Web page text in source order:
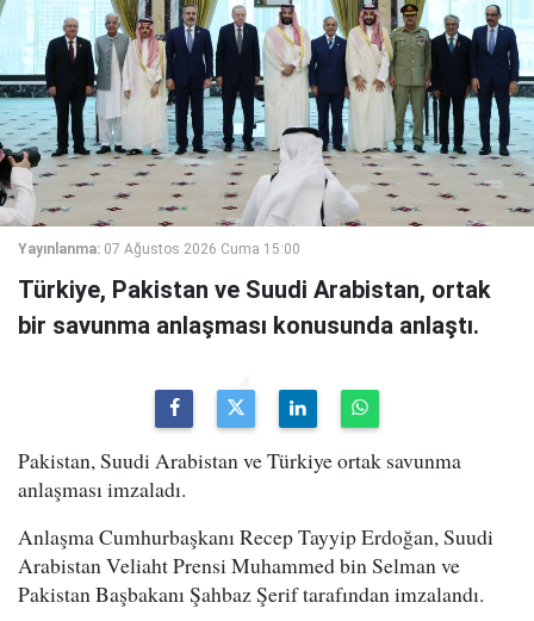
Yayınlanma: 07 Ağustos 2026 Cuma 15:00
Türkiye, Pakistan ve Suudi Arabistan, ortak
bir savunma anlaşması konusunda anlaştı.
Pakistan, Suudi Arabistan ve Türkiye ortak savunma
anlaşması imzaladı.
Anlaşma Cumhurbaşkanı Recep Tayyip Erdoğan, Suudi
Arabistan Veliaht Prensi Muhammed bin Selman ve
Pakistan Başbakanı Şahbaz Şerif tarafından imzalandı.